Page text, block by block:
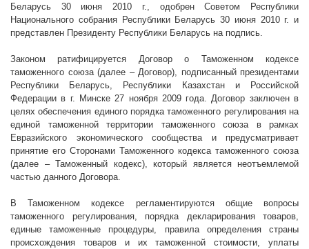
Беларусь 30 июня2010 г., одобрен Советом Республики
Национального собрания Республики Беларусь 30 июня 2010 г. и
представлен Президенту Республики Беларусь на подпись.
Законом ратифицируется Договор о Таможенном кодексе
таможенного союза (далее – Договор), подписанный президентами
Республики Беларусь, Республики Казахстан и Российской
Федерации в г. Минске 27 ноября 2009 года. Договор заключен в
целях обеспечения единого порядка таможенного регулирования на
единой таможенной территории таможенного союза в рамках
Евразийского экономического сообщества и предусматривает
принятие его Сторонами Таможенного кодекса таможенного союза
(далее – Таможенный кодекс), который является неотъемлемой
частью данного Договора.
В Таможенном кодексе регламентируются общие вопросы
таможенного регулирования, порядка декларирования товаров,
единые таможенные процедуры, правила определения страны
происхождения товаров и их таможенной стоимости, уплаты